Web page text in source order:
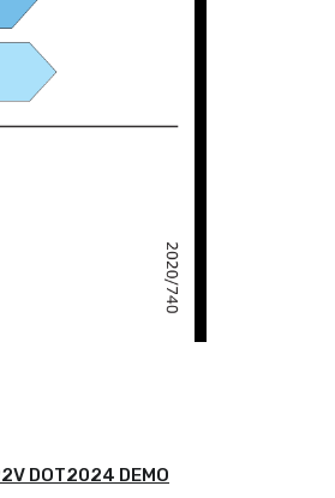
DOT2024 DEMO